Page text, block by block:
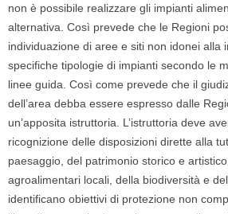
non è possibile realizzare gli impianti
alternativa. Così prevede che le Regioni
individuazione di aree e siti non idonei alla
specifiche tipologie di impianti secondo le
linee guida. Così come prevede che il
dell’area debba essere espresso dalle
un’apposita istruttoria. L’istruttoria deve
ricognizione delle disposizioni dirette alla
paesaggio, del patrimonio storico e
agroalimentari locali, della biodiversità e
identificano obiettivi di protezione non